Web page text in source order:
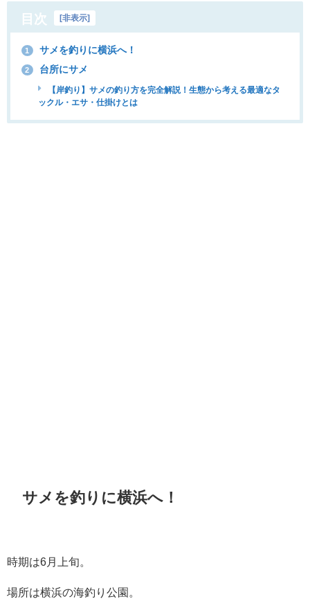
目次 [非表示]
1 サメを釣りに横浜へ！
2 台所にサメ
【岸釣り】サメの釣り方を完全解説！生態から考える最適なタ
ックル・エサ・仕掛けとは
サメを釣りに横浜へ！
時期は6月上旬。
場所は横浜の海釣り公園。